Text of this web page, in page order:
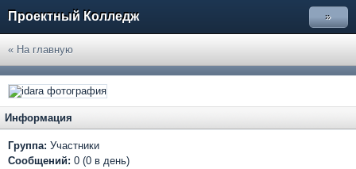
Проектный Колледж »
« На главную
Информация
Группа: Участники
Сообщений: 0 (0 в день)